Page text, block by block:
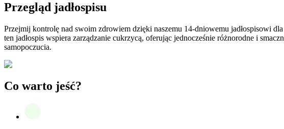
Przegląd jadłospisu
Przejmij kontrolę nad swoim zdrowiem dzięki naszemu 14-dniowemu jadłospisowi dla
ten jadłospis wspiera zarządzanie cukrzycą, oferując jednocześnie różnorodne i
samopoczucia.
Co warto jeść?